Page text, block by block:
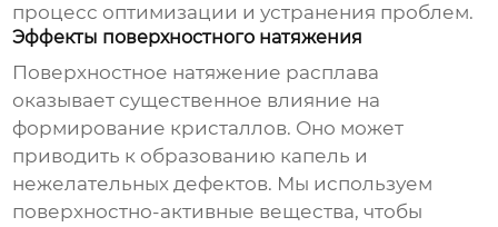
процесс оптимизации и устранения проблем.
Эффекты поверхностного натяжения
Поверхностное натяжение расплава
оказывает существенное влияние на
формирование кристаллов. Оно может
приводить к образованию капель и
нежелательных дефектов. Мы используем
поверхностно-активные вещества, чтобы